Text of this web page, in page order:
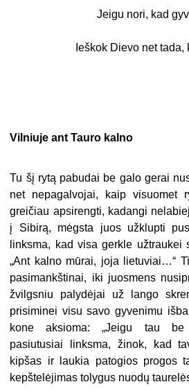
Jeigu nori, kad
Ieškok Dievo net
Vilniuje ant Tauro kalno
Tu šį rytą pabudai be galo gerai
net nepagalvojai, kaip visuomet
greičiau apsirengti, kadangi
į Sibirą, mėgsta juos užklupti
linksma, kad visa gerkle užtraukei
„Ant kalno mūrai, joja lietuviai…“
pasimankštinai, iki juosmens
žvilgsniu palydėjai už lango
prisiminei visu savo gyvenimu
kone aksioma: „Jeigu tau be
pasiutusiai linksma, žinok, kad
kipšas ir laukia patogios progos
kepštelėjimas tolygus nuodų